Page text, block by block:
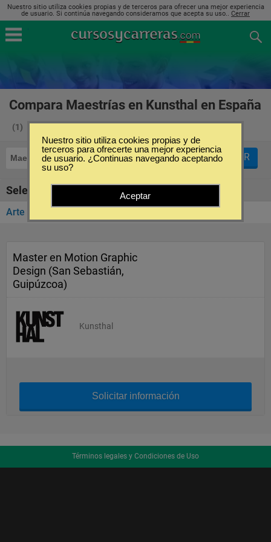
Nuestro sitio utiliza cookies propias y de terceros para ofrecer una mejor experiencia
de usuario. Si continúa navegando consideramos que acepta su uso.. Cerrar
Compara Maestrías en Kunsthal en España
(1)
Maestrías Kunsthal FILTRAR
Seleccione la categoría
Arte y Diseño
Master en Motion Graphic
Design (San Sebastián,
Guipúzcoa)
Kunsthal
Solicitar información
Términos legales y Condiciones de Uso
Nuestro sitio utiliza cookies propias y de
terceros para ofrecerte una mejor experiencia
de usuario. ¿Continuas navegando aceptando
su uso?
Aceptar